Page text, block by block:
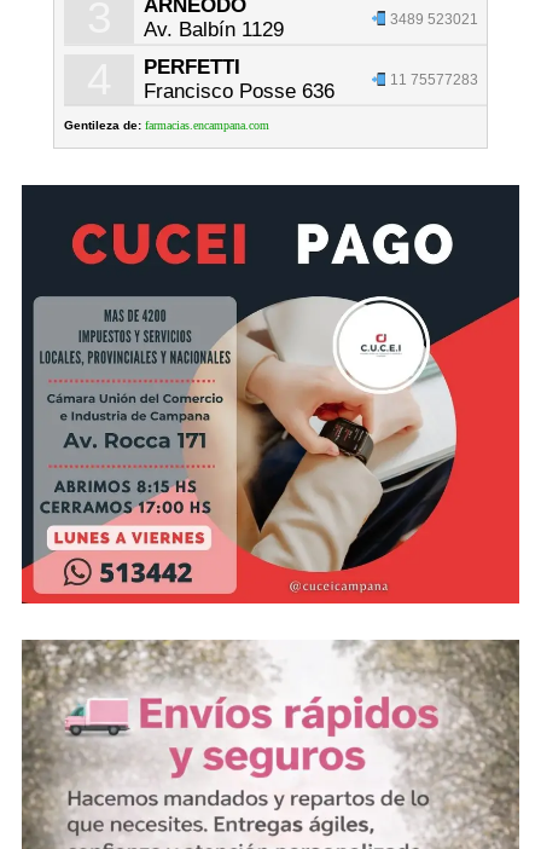
ARNEODO
Av. Balbín 1129
3489 523021
PERFETTI
Francisco Posse 636
11 75577283
Gentileza de: farmacias.encampana.com